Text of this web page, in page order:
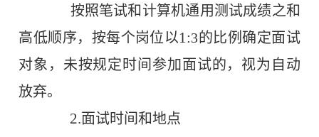
按照笔试和 计算机通用测试成绩之和
高低顺序，按每个岗位以1:3的比例确定面试
对象，未按规定时间参加面试的，视为自动
放弃。
2.面试时间和地点